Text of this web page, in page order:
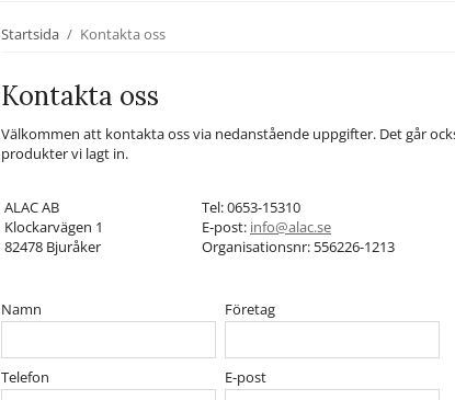
Startsida / Kontakta oss
Kontakta oss
Välkommen att kontakta oss via nedanstående uppgifter. Det går
produkter vi lagt in.
ALAC AB
Klockarvägen 1
82478 Bjuråker
Tel: 0653-15310
E-post: info@alac.se
Organisationsnr: 556226-1213
Namn Företag
Telefon E-post